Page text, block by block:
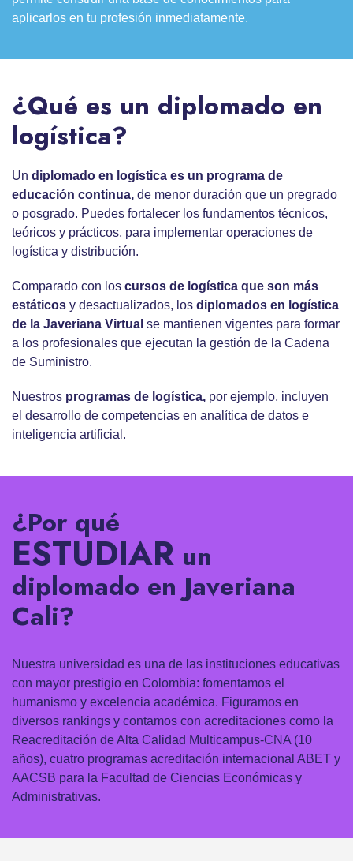
aplicarlos en tu profesión inmediatamente.
¿Qué es un diplomado en
logística?
Un diplomado en logística es un programa de
educación continua, de menor duración que un pregrado
o posgrado. Puedes fortalecer los fundamentos técnicos,
teóricos y prácticos, para implementar operaciones de
logística y distribución.
Comparado con los cursos de logística que son más
estáticos y desactualizados, los diplomados en logística
de la Javeriana Virtual se mantienen vigentes para formar
a los profesionales que ejecutan la gestión de la Cadena
de Suministro.
Nuestros programas de logística, por ejemplo, incluyen
el desarrollo de competencias en analítica de datos e
inteligencia artificial.
¿Por qué
ESTUDIAR un
diplomado en Javeriana
Cali?
Nuestra universidad es una de las instituciones educativas
con mayor prestigio en Colombia: fomentamos el
humanismo y excelencia académica. Figuramos en
diversos rankings y contamos con acreditaciones como la
Reacreditación de Alta Calidad Multicampus-CNA (10
años), cuatro programas acreditación internacional ABET y
AACSB para la Facultad de Ciencias Económicas y
Administrativas.